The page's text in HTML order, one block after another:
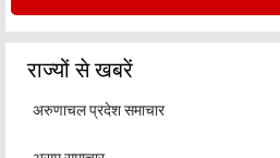
राज्यों से खबरें
अरुणाचल प्रदेश समाचार